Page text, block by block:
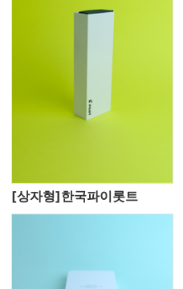
[상자형]한국파이롯트